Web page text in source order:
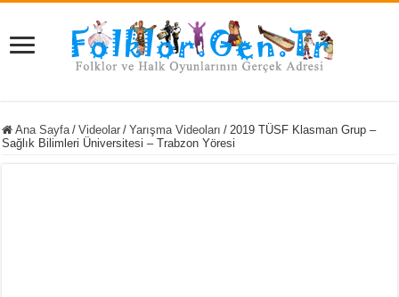
Ana Sayfa / Videolar / Yarışma Videoları / 2019 TÜSF Klasman Grup –
Sağlık Bilimleri Üniversitesi – Trabzon Yöresi